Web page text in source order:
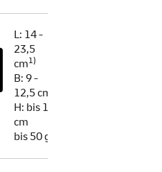
L: 14 -
23,5
cm1)
B: 9 -
12,5 cm
H: bis 1
cm
bis 50 g